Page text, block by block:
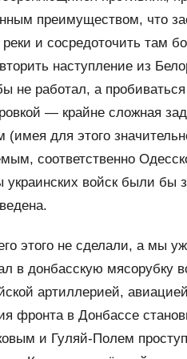
преимуществом, что
и сосредоточить там
наступление из
не работал, а
— крайне сложная
(имея для этого
соответственно
украинских войск были бы
этого не сделали, а мы
в донбасскую мясорубку
артиллерией,
фронта в Донбассе
и Гуляй-Полем